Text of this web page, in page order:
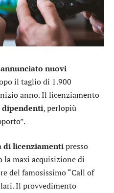
nuovi
il taglio di 1.900
anno. Il licenziamento
dipendenti, perlopiù
di licenziamentipresso
la maxi acquisizione di
del famosissimo “Call of
Il provvedimento